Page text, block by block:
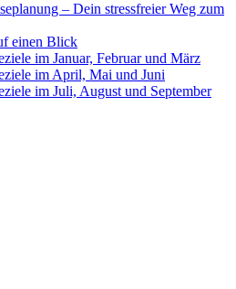
– Dein stressfreier Weg zum
einen Blick
im Januar, Februar und März
im April, Mai und Juni
im Juli, August und September